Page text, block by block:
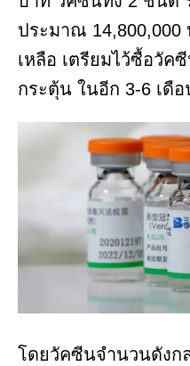
ประมาณ 14,800,000
เหลือ เตรียมไว้ซื้อวัค
กระตุ้น ในอีก 3-6 เดื
โดยวัคซีนจำนวนดังก